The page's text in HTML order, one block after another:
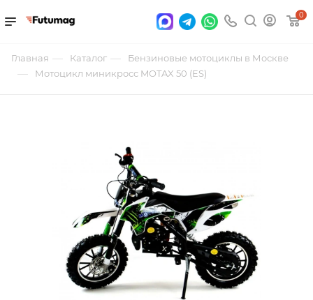
0
Главная — Каталог — Бензиновые мотоциклы в Москве
— Мотоцикл миникросс MOTAX 50 (ES)